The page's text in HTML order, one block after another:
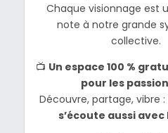
Chaque visionnage est
note à notre grande
collective.
📺 Un espace 100 %
pour les
Découvre, partage, vibre :
s’écoute aussi avec